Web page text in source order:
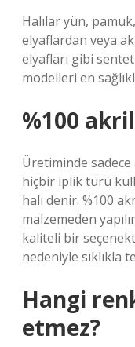
Halılar yün,
elyaflardan veya
elyafları gibi
modelleri en
%100
Üretiminde
hiçbir iplik türü
halı denir. %100
malzemeden
kaliteli bir
nedeniyle sıklıkla
Hangi
etmez?